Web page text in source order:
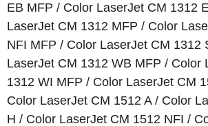
EB MFP / Color LaserJet CM 1312
LaserJet CM 1312 MFP / Color
NFI MFP / Color LaserJet CM 1312
LaserJet CM 1312 WB MFP / Color
1312 WI MFP / Color LaserJet CM
Color LaserJet CM 1512 A / Color
H / Color LaserJet CM 1512 NFI /